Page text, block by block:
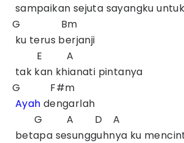
sampaikan sejuta sayangku
G Bm
ku terus berjanji
E A
tak kan khianati pintanya
G F#m
Ayah dengarlah
G A D A
betapa sesungguhnya ku